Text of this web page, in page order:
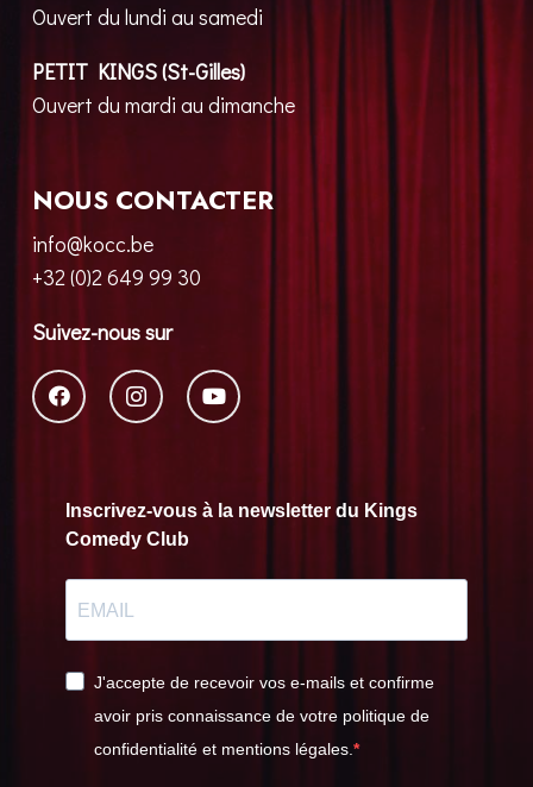
Ouvert du lundi au samedi
PETIT KINGS (St-Gilles)
Ouvert du mardi au dimanche
NOUS CONTACTER
info@kocc.be
+32 (0)2 649 99 30
Suivez-nous sur
Inscrivez-vous à la newsletter du Kings
Comedy Club
J'accepte de recevoir vos e-mails et confirme
avoir pris connaissance de votre politique de
confidentialité et mentions légales.